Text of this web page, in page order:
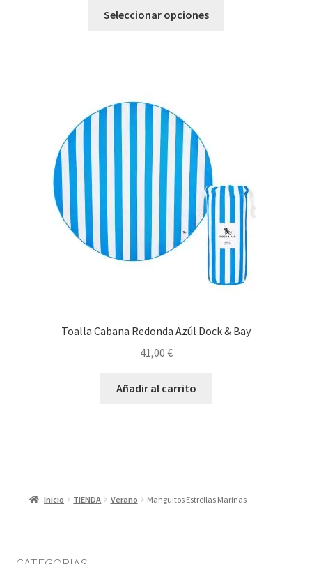
originalactual
Seleccionar opciones
en
la
página
de
producto
Toalla Cabana Redonda Azúl Dock & Bay
41,00 €
Añadir al carrito
Inicio TIENDA Verano Manguitos Estrellas Marinas